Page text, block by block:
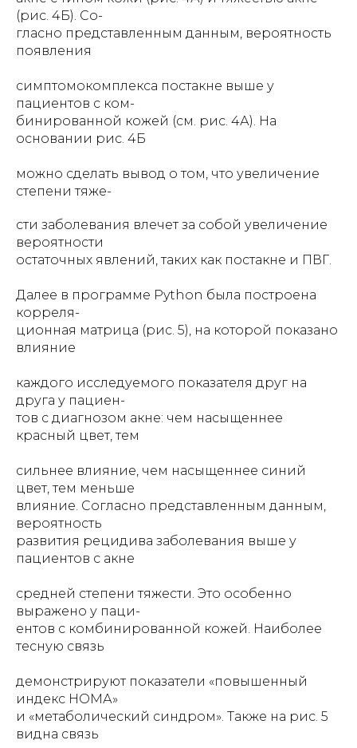
(рис. 4Б). Со-
гласно представленным данным, вероятность
появления
симптомокомплекса постакне выше у
пациентов с ком-
бинированной кожей (см. рис. 4А). На
основании рис. 4Б
можно сделать вывод о том, что увеличение
степени тяже-
сти заболевания влечет за собой увеличение
вероятности
остаточных явлений, таких как постакне и ПВГ.
Далее в программе Python была построена
корреля-
ционная матрица (рис. 5), на которой показано
влияние
каждого исследуемого показателя друг на
друга у пациен-
тов с диагнозом акне: чем насыщеннее
красный цвет, тем
сильнее влияние, чем насыщеннее синий
цвет, тем меньше
влияние. Согласно представленным данным,
вероятность
развития рецидива заболевания выше у
пациентов с акне
средней степени тяжести. Это особенно
выражено у паци-
ентов с комбинированной кожей. Наиболее
тесную связь
демонстрируют показатели «повышенный
индекс НОМА»
и «метаболический синдром». Также на рис. 5
видна связь